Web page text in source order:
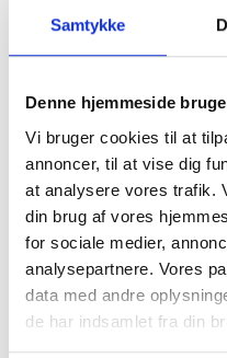
Samtykke
Denne hjemmeside
Vi bruger cookies til at
annoncer, til at vise dig
at analysere vores trafik.
din brug af vores
for sociale medier,
analysepartnere. Vores
data med andre
de har indsamlet fra din
Møbler